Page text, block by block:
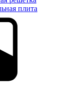
плита